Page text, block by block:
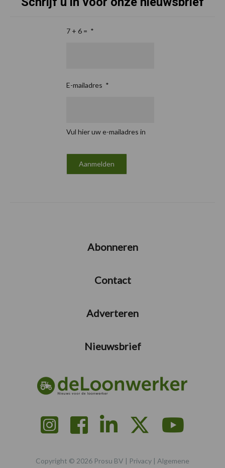
7 + 6 = *
E-mailadres *
Vul hier uw e-mailadres in
Abonneren
Contact
Adverteren
Nieuwsbrief
Copyright © 2026 Prosu BV | Privacy | Algemene